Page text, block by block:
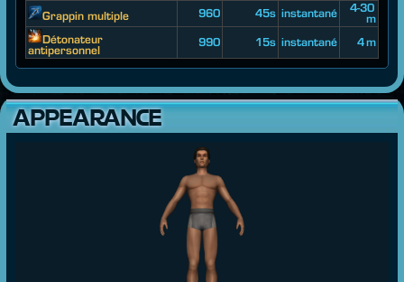
Grappin multiple
960 45s instantané
4-30
m
Détonateur
antipersonnel
990 15s instantané 4 m
APPEARANCE